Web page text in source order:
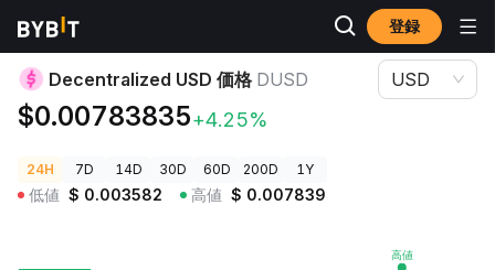
登録
暗号資産価格
Decentralized USD 価格 DUSD
$0.00783835+4.25%
USD
24H 7D 14D 30D 60D 200D 1Y
低値 $ 0.003582 高値 $ 0.007839